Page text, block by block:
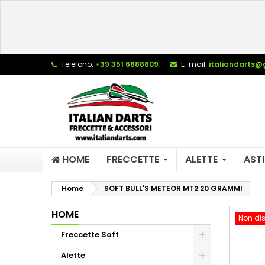
Telefono: +39 351 6888809 E-mail:
HOME FRECCETTE ALETTE
Home SOFT BULL'S METEOR MT2 20 GRAMMI
HOME
Freccette Soft
Alette
Non
add_circle_outline